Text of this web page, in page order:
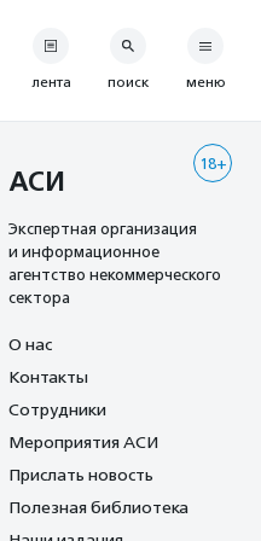
лента поиск меню
18+
АСИ
Экспертная организация
и информационное
агентство некоммерческого
сектора
О нас
Контакты
Сотрудники
Мероприятия АСИ
Прислать новость
Полезная библиотека